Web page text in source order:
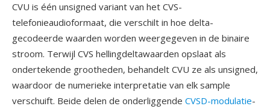
CVU is één unsigned variant van het CVS-
telefonieaudioformaat, die verschilt in hoe delta-
gecodeerde waarden worden weergegeven in de binaire
stroom. Terwijl CVS hellingdeltawaarden opslaat als
ondertekende grootheden, behandelt CVU ze als unsigned,
waardoor de numerieke interpretatie van elk sample
verschuift. Beide delen de onderliggende CVSD-modulatie-